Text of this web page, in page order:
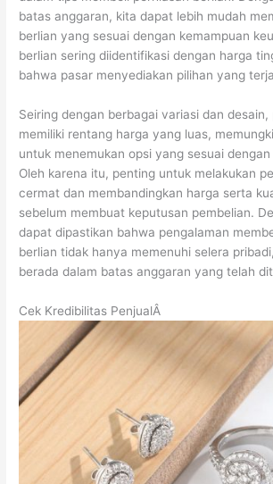
batas anggaran, kita dapat lebih mudah
berlian yang sesuai dengan kemampuan
berlian sering diidentifikasi dengan harga
bahwa pasar menyediakan pilihan yang
Seiring dengan berbagai variasi dan desain,
memiliki rentang harga yang luas,
untuk menemukan opsi yang sesuai
Oleh karena itu, penting untuk melakukan
cermat dan membandingkan harga serta
sebelum membuat keputusan pembelian.
dapat dipastikan bahwa pengalaman
berlian tidak hanya memenuhi selera
berada dalam batas anggaran yang telah
Cek Kredibilitas PenjualÂ